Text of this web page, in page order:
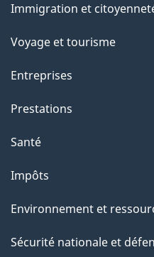
sujets
Immigration et
Voyage et tourisme
Entreprises
Prestations
Santé
Impôts
Environnement et
Sécurité nationale et